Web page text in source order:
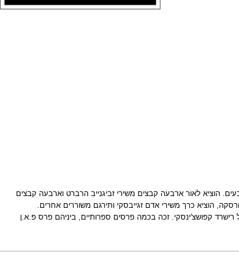
הוציא לאור ארבעה קבצים משירי זביגנייב הרברט וארבעה קבצים
הוציא כרך משירי אדם זגייבסקי ותירגם משוררים אחרים.
רישרד קפושצ'ינסקי. זכה בכמה פרסים ספרותיים, ביניהם פרס פ.א.ן